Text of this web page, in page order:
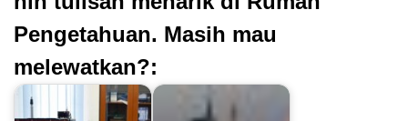
Pengetahuan. Masih mau
melewatkan?: